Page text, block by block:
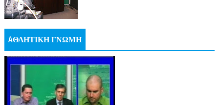
AΘΛΗΤΙΚΗ ΓΝΩΜΗ